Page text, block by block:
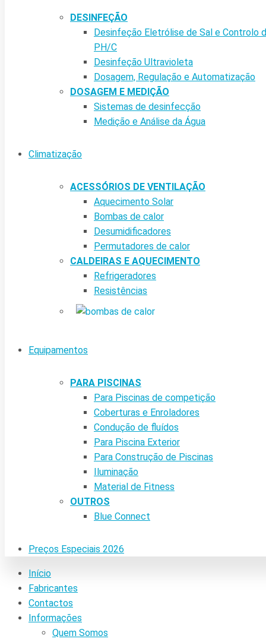
DESINFEÇÃO
Desinfeção Eletrólise de Sal e Controlo
PH/C
Desinfeção Ultravioleta
Dosagem, Regulação e Automatização
DOSAGEM E MEDIÇÃO
Sistemas de desinfecção
Medição e Análise da Água
Climatização
ACESSÓRIOS DE VENTILAÇÃO
Aquecimento Solar
Bombas de calor
Desumidificadores
Permutadores de calor
CALDEIRAS E AQUECIMENTO
Refrigeradores
Resistências
Equipamentos
PARA PISCINAS
Para Piscinas de competição
Coberturas e Enroladores
Condução de fluídos
Para Piscina Exterior
Para Construção de Piscinas
Iluminação
Material de Fitness
OUTROS
Blue Connect
Preços Especiais 2026
Início
Fabricantes
Contactos
Informações
Quem Somos